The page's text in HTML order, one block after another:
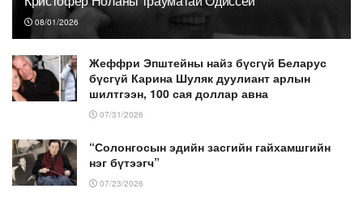
08/01/2026
Жеффри Эпштейны найз бүсгүй Беларус
бүсгүй Карина Шуляк дуулиант арлын
шилтгээн, 100 сая доллар авна
07/31/2026
“Солонгосын эдийн засгийн гайхамшгийн
нэг бүтээгч”
07/23/2026